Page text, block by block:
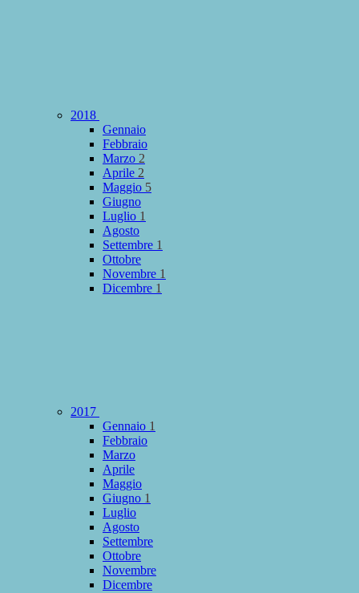
2018
Gennaio
Febbraio
Marzo 2
Aprile 2
Maggio 5
Giugno
Luglio 1
Agosto
Settembre 1
Ottobre
Novembre 1
Dicembre 1
2017
Gennaio 1
Febbraio
Marzo
Aprile
Maggio
Giugno 1
Luglio
Agosto
Settembre
Ottobre
Novembre
Dicembre